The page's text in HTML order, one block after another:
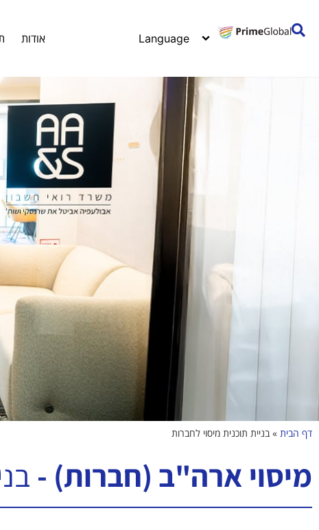
אודות
דף הבית » בניית תוכנית מיסוי לחברות
מיסוי ארה"ב (חברות) -